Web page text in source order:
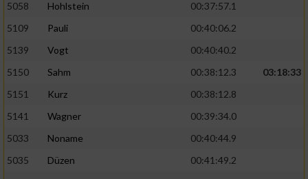
5058
Hohlstein
00:37:57.1
5109
Pauli
00:40:06.2
5139
Vogt
00:40:40.2
5150
Sahm 00:38:12.3
03:18:33
5151
Kurz
00:38:12.8
5141
Wagner
00:39:34.0
5033
Noname
00:40:44.9
5035
Düzen
00:41:49.2